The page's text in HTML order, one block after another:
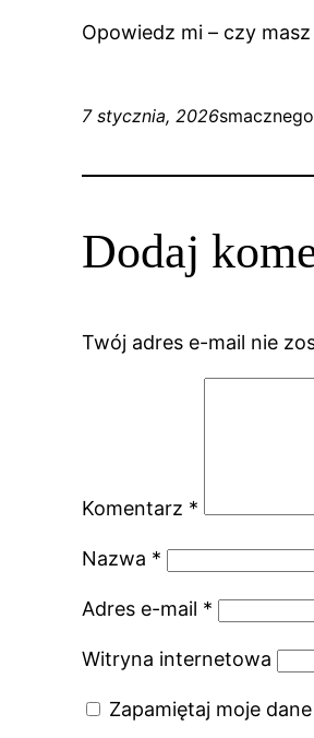
Opowiedz mi – czy
7 stycznia, 2026smacznego
Dodaj
Twój adres e-mail nie
Komentarz *
Nazwa *
Adres e-mail *
Witryna internetowa
Zapamiętaj moje